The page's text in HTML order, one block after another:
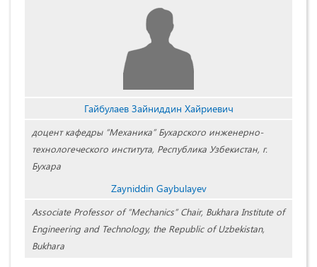
Гайбулаев Зайниддин Хайриевич
доцент кафедры “Механика” Бухарского инженерно-
технологеческого института, Республика Узбекистан, г.
Бухара
Zayniddin Gaybulayev
Associate Professor of “Mechanics” Chair, Bukhara Institute of
Engineering and Technology, the Republic of Uzbekistan,
Bukhara